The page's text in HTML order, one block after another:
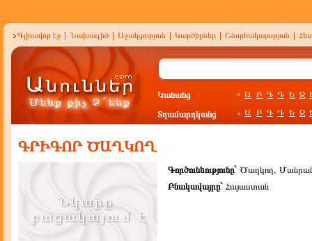
Գլխավոր էջ Նախագիծ Աջակցություն Կարծիքներ Շնորհակալություն
Կանանց » Ա Բ Գ Դ Ե Զ
Տղամարդկանց » Ա Բ Գ Դ Ե Զ
ԳՐԻԳՈՐ ԾԱՂԿՈՂ
Գործունեությունը` Ծաղկող,
Բնակավայրը` Հայաստան